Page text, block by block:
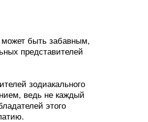
может быть забавным,
представителей
зодиакального
ведь не каждый
этого